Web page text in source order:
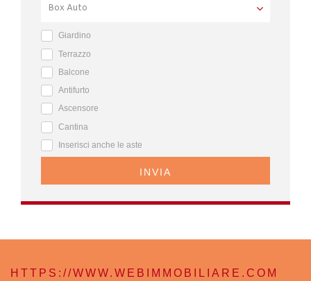
Giardino
Terrazzo
Balcone
Antifurto
Ascensore
Cantina
Inserisci anche le aste
INVIA
HTTPS://WWW.WEBIMMOBILIARE.COM